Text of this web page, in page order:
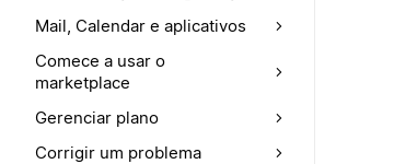
Mail, Calendar e aplicativos
Comece a usar o
marketplace
Gerenciar plano
Corrigir um problema